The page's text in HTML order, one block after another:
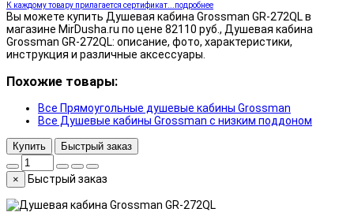
К каждому товару прилагается сертификат...подробнее
Вы можете купить Душевая кабина Grossman GR-272QL в
магазине MirDusha.ru по цене 82110 руб., Душевая кабина
Grossman GR-272QL: описание, фото, характеристики,
инструкция и различные аксессуары.
Похожие товары:
Все Прямоугольные душевые кабины Grossman
Все Душевые кабины Grossman с низким поддоном
Купить Быстрый заказ
× Быстрый заказ